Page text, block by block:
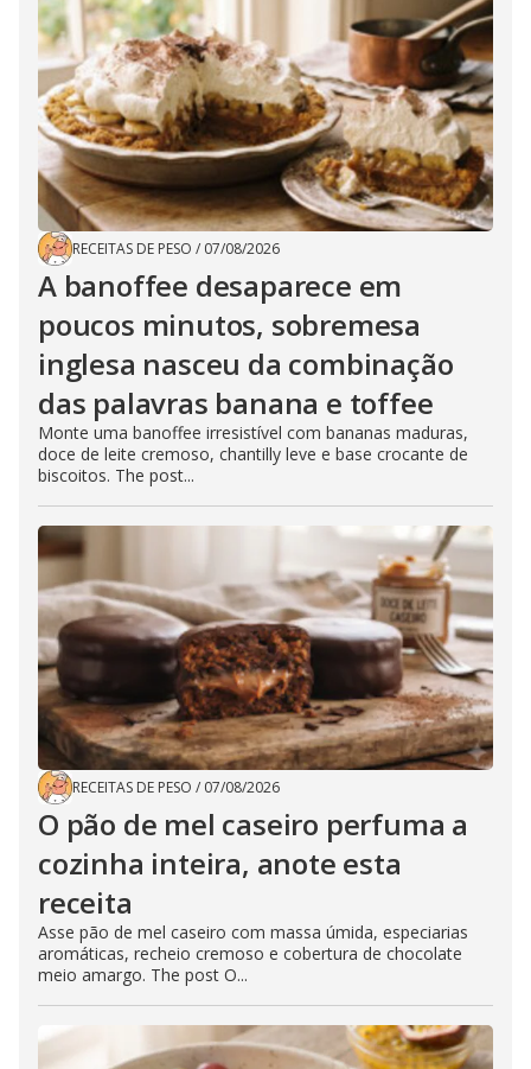
RECEITAS DE PESO / 07/08/2026
A banoffee desaparece em
poucos minutos, sobremesa
inglesa nasceu da combinação
das palavras banana e toffee
Monte uma banoffee irresistível com bananas maduras,
doce de leite cremoso, chantilly leve e base crocante de
biscoitos. The post...
RECEITAS DE PESO / 07/08/2026
O pão de mel caseiro perfuma a
cozinha inteira, anote esta
receita
Asse pão de mel caseiro com massa úmida, especiarias
aromáticas, recheio cremoso e cobertura de chocolate
meio amargo. The post O...